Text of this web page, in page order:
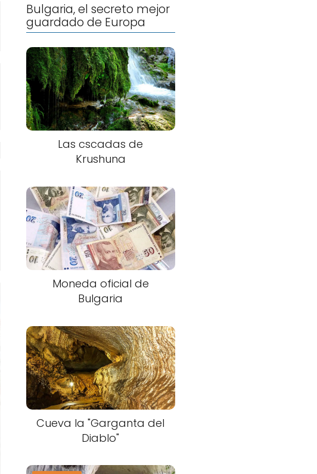
Bulgaria, el secreto mejor
guardado de Europa
Las cscadas de
Krushuna
Moneda oficial de
Bulgaria
Cueva la "Garganta del
Diablo"